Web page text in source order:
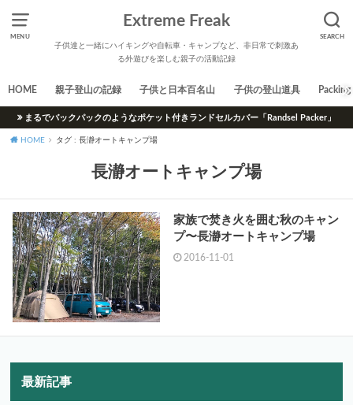
MENU SEARCH
Extreme Freak
子供達と一緒にハイキングや自転車・キャンプなど、非日常で刺激あ
る外遊びを楽しむ親子の活動記録
HOME 親子登山の記録 子供と日本百名山 子供の登山道具 Packing
まるでバックパックのようなポケット付きランドセルカバー「Randsel Packer」
HOME タグ : 長瀞オートキャンプ場
長瀞オートキャンプ場
家族で焚き火を囲む秋のキャン
プ〜長瀞オートキャンプ場
2016-11-01
最新記事